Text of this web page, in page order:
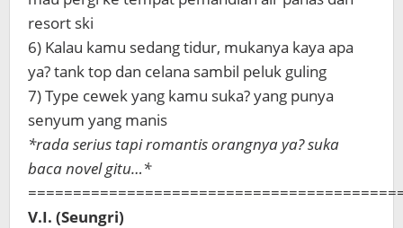
resort ski
6) Kalau kamu sedang tidur, mukanya kaya apa
ya? tank top dan celana sambil peluk guling
7) Type cewek yang kamu suka? yang punya
senyum yang manis
*rada serius tapi romantis orangnya ya? suka
baca novel gitu…*
V.I. (Seungri)